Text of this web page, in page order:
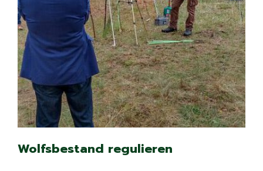
Wolfsbestand regulieren